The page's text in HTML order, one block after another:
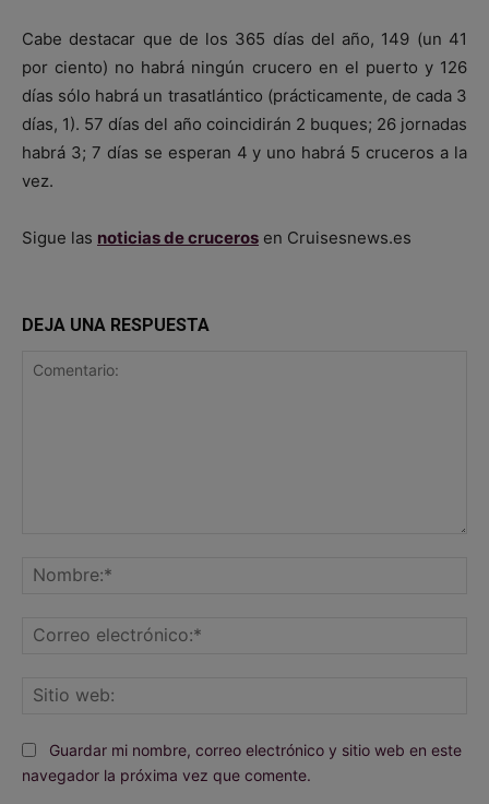
Cabe destacar que de los 365 días del año, 149 (un 41
por ciento) no habrá ningún crucero en el puerto y 126
días sólo habrá un trasatlántico (prácticamente, de cada 3
días, 1). 57 días del año coincidirán 2 buques; 26 jornadas
habrá 3; 7 días se esperan 4 y uno habrá 5 cruceros a la
vez.
Sigue las noticias de cruceros en Cruisesnews.es
DEJA UNA RESPUESTA
Guardar mi nombre, correo electrónico y sitio web en este
navegador la próxima vez que comente.